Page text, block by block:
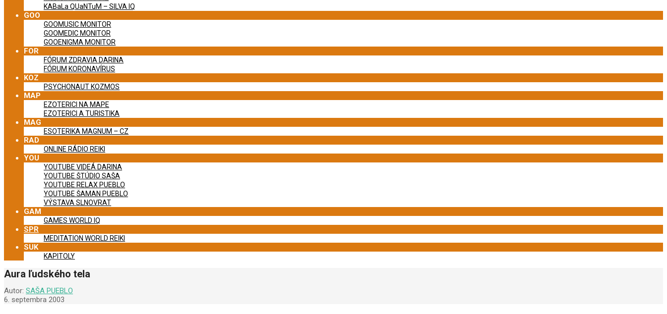
KABaLa QUaNTuM – SILVA IQ
GOO
GOOMUSIC MONITOR
GOOMEDIC MONITOR
GOOENIGMA MONITOR
FOR
FÓRUM ZDRAVIA DARINA
FÓRUM KORONAVÍRUS
KOZ
PSYCHONAUT KOZMOS
MAP
EZOTERICI NA MAPE
EZOTERICI A TURISTIKA
MAG
ESOTERIKA MAGNUM – CZ
RAD
ONLINE RÁDIO REIKI
YOU
YOUTUBE VIDEÁ DARINA
YOUTUBE ŠTÚDIO SAŠA
YOUTUBE RELAX PUEBLO
YOUTUBE ŠAMAN PUEBLO
VÝSTAVA SLNOVRAT
GAM
GAMES WORLD IQ
SPR
MEDITATION WORLD REIKI
SUK
KAPITOLY
Aura ľudského tela
Autor: SAŠA PUEBLO
6. septembra 2003